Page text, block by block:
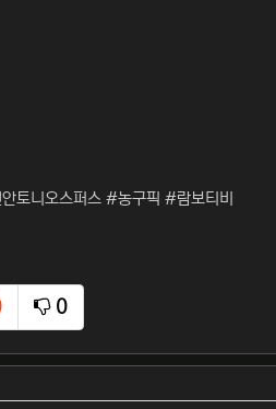
토니오스퍼스 #농구픽 #람보티비
0
비추천